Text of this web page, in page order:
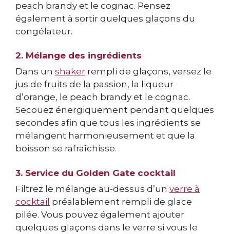
peach brandy et le cognac. Pensez
également à sortir quelques glaçons du
congélateur.
2. Mélange des ingrédients
Dans un shaker rempli de glaçons, versez le
jus de fruits de la passion, la liqueur
d’orange, le peach brandy et le cognac.
Secouez énergiquement pendant quelques
secondes afin que tous les ingrédients se
mélangent harmonieusement et que la
boisson se rafraîchisse.
3. Service du Golden Gate cocktail
Filtrez le mélange au-dessus d’un verre à
cocktail préalablement rempli de glace
pilée. Vous pouvez également ajouter
quelques glaçons dans le verre si vous le